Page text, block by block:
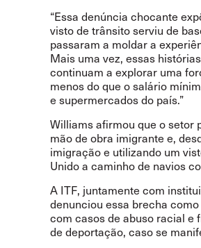
“Essa denúncia chocante
visto de trânsito serviu de
passaram a moldar a
Mais uma vez, essas
continuam a explorar uma
menos do que o salário
e supermercados do país.”
Williams afirmou que o setor
mão de obra imigrante e,
imigração e utilizando um
Unido a caminho de navios
A ITF, juntamente com
denunciou essa brecha
com casos de abuso racial e
de deportação, caso se